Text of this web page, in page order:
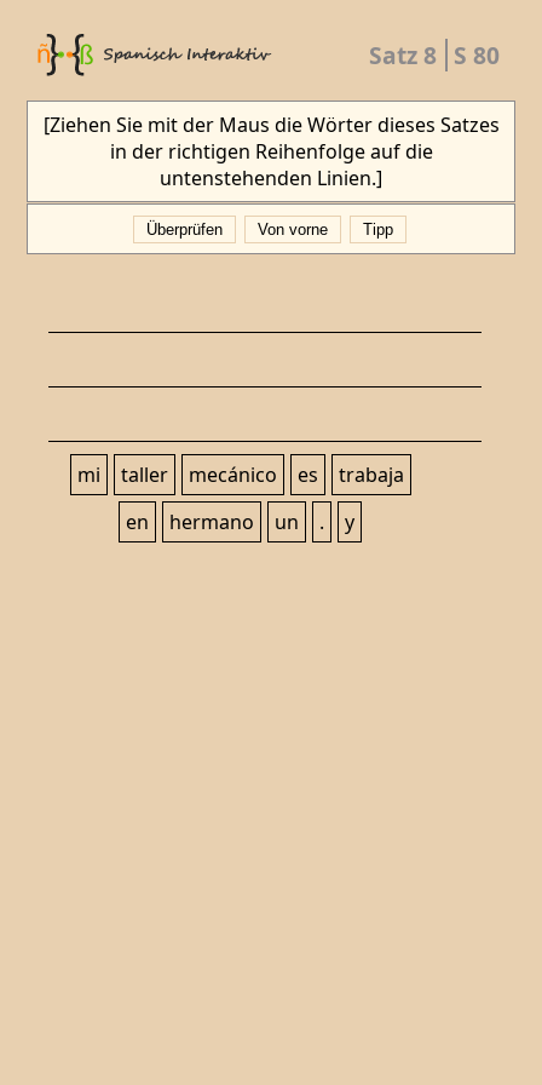
Satz 8 S 80
[Ziehen Sie mit der Maus die Wörter dieses Satzes
in der richtigen Reihenfolge auf die
untenstehenden Linien.]
Überprüfen Von vorne Tipp
mi taller mecánico es
trabaja
en
hermano un . y